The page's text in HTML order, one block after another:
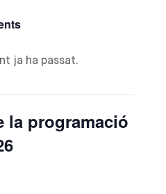
ja ha passat.
la programació